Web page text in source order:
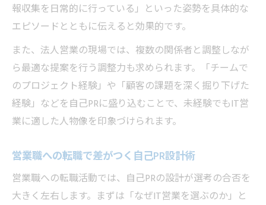
報収集を日常的に行っている」といった姿勢を具体的な
エピソードとともに伝えると効果的です。
また、法人営業の現場では、複数の関係者と調整しなが
ら最適な提案を行う調整力も求められます。「チームで
のプロジェクト経験」や「顧客の課題を深く掘り下げた
経験」などを自己PRに盛り込むことで、未経験でもIT営
業に適した人物像を印象づけられます。
営業職への転職で差がつく自己PR設計術
営業職への転職活動では、自己PRの設計が選考の合否を
大きく左右します。まずは「なぜIT営業を選ぶのか」と